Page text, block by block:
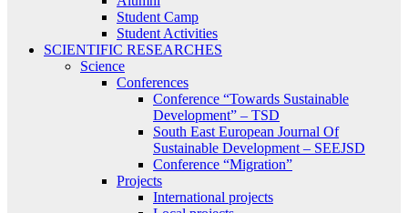
Student Camp
Student Activities
SCIENTIFIC RESEARCHES
Science
Conferences
Conference “Towards Sustainable
Development” – TSD
South East European Journal Of
Sustainable Development – SEEJSD
Conference “Migration”
Projects
International projects